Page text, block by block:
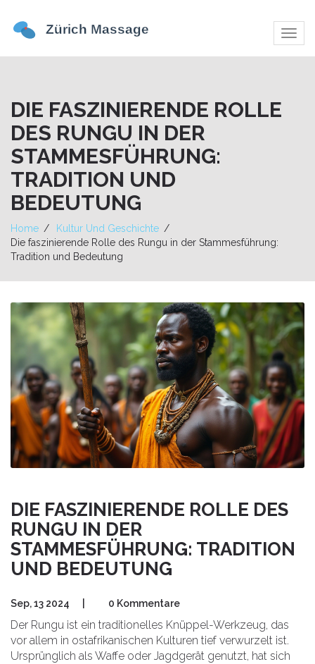
DIE FASZINIERENDE ROLLE
DES RUNGU IN DER
STAMMESFÜHRUNG:
TRADITION UND
BEDEUTUNG
Home
Kultur Und Geschichte
Die faszinierende Rolle des Rungu in der Stammesführung:
Tradition und Bedeutung
DIE FASZINIERENDE ROLLE DES
RUNGU IN DER
STAMMESFÜHRUNG: TRADITION
UND BEDEUTUNG
Sep, 13 2024 0 Kommentare
Der Rungu ist ein traditionelles Knüppel-Werkzeug, das
vor allem in ostafrikanischen Kulturen tief verwurzelt ist.
Ursprünglich als Waffe oder Jagdgerät genutzt, hat sich